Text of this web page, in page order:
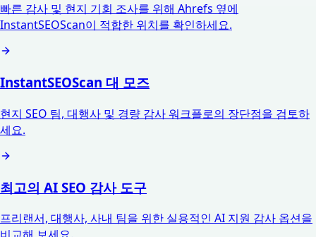
빠른 감사 및 현지 기회 조사를 위해 Ahrefs 옆에
InstantSEOScan이 적합한 위치를 확인하세요.
InstantSEOScan 대 모즈
현지 SEO 팀, 대행사 및 경량 감사 워크플로의 장단점을 검토하
세요.
최고의 AI SEO 감사 도구
프리랜서, 대행사, 사내 팀을 위한 실용적인 AI 지원 감사 옵션을